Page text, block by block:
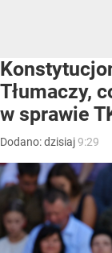
Tłumaczy,
w sprawie
Dodano:dzisiaj9:29